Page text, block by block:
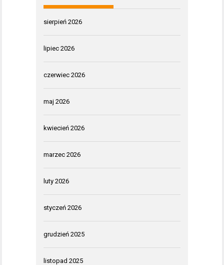
sierpień 2026
lipiec 2026
czerwiec 2026
maj 2026
kwiecień 2026
marzec 2026
luty 2026
styczeń 2026
grudzień 2025
listopad 2025